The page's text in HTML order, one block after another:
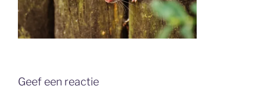
Geef een reactie